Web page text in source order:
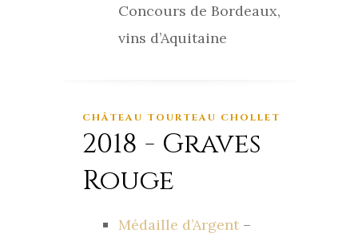
Concours de Bordeaux,
vins d’Aquitaine
CHÂTEAU TOURTEAU CHOLLET
2018 - Graves
Rouge
Médaille d’Argent –